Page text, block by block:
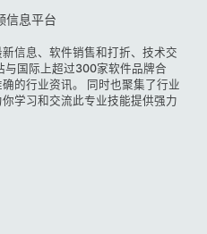
信息平台
信息、软件销售和打折、技术交
与国际上超过300家软件品牌合
的行业资讯。 同时也聚集了行业
学习和交流此专业技能提供强力